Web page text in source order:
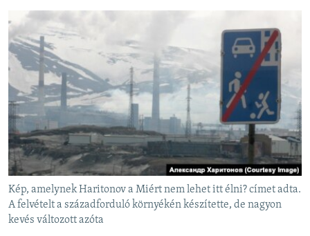
Kép, amelynek Haritonov a Miért nem lehet itt élni? címet adta.
A felvételt a századforduló környékén készítette, de nagyon
kevés változott azóta